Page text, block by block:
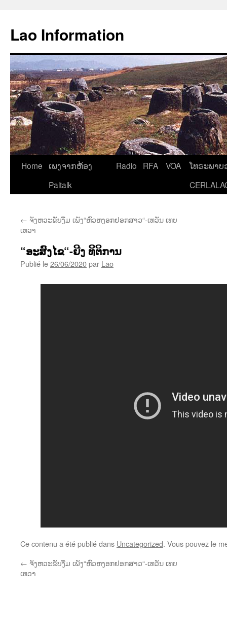
contenu
Lao Information
Home
ເພງຈາກຫ້ອງ
Paltalk
Radio RFA VOA
ໂທຣະພາບ
← ຈັງຫວະຂັບງື່ມ ເພັງ“ຫົວຫງອກຢອກສາວ“-ເທວັນ ເທບ
ເທວາ
“ອະສົງໄຂ“-ຍີງ ທິຕິການ
Publié le26/06/2020par Lao
Ce contenu a été publié dans Uncategorized. Vous pouvez le
← ຈັງຫວະຂັບງື່ມ ເພັງ“ຫົວຫງອກຢອກສາວ“-ເທວັນ ເທບ
ເທວາ